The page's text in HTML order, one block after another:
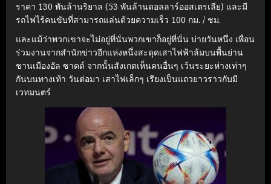
ราคา 130 พันล้านริยาล (53 พันล้านดอลลาร์ออสเตรเลีย) และมี
รถไฟไร้คนขับที่สามารถแล่นด้วยความเร็ว 100 กม. / ชม.
และแม้ว่าพวกเขาจะไม่อยู่ที่นั่นพวกเขาก็อยู่ที่นั่น บ่ายวันหนึ่ง เพื่อน
ร่วมงานจากสำนักข่าวอีกแห่งหนึ่งสะดุดเสาไฟฟ้าล้มบนพื้นย่าน
ชานเมืองอัล ซาดด์ จากนั้นสังเกตเห็นคนอื่นๆ เว้นระยะห่างเท่าๆ
กันบนทางเท้า วันต่อมา เสาไฟเล็กๆ เรียงเป็นแถวยาวราวกับมี
เวทมนตร์